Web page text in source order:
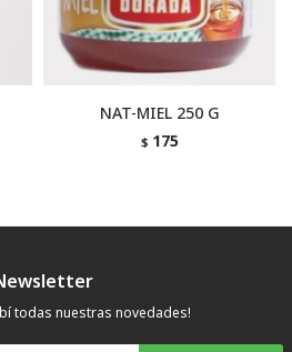
NAT-MIEL 250 G
$ 175
todas nuestras novedades!